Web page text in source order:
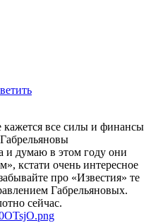
все силы и финансы
и думаю в этом году они
кстати очень интересное
про «Известия» те
Габрельяновых.
сейчас.